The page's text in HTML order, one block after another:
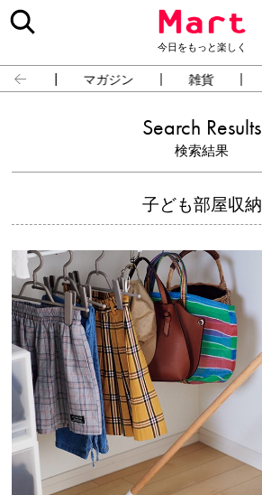
今日をもっと楽しく
占い マガジン 雑貨
Search Results
検索結果
子ども部屋収納